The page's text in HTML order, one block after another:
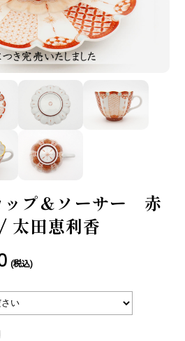
ップ＆ソーサー 赤
田恵利香
(税込)